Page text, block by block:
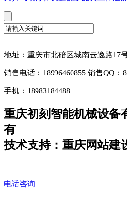
地址：重庆市北碚区城南云逸路17
销售电话：18996460855 销售QQ：
手机：18983184488
重庆初刻智能机械设备
有
技术支持：重庆网站建
电话咨询